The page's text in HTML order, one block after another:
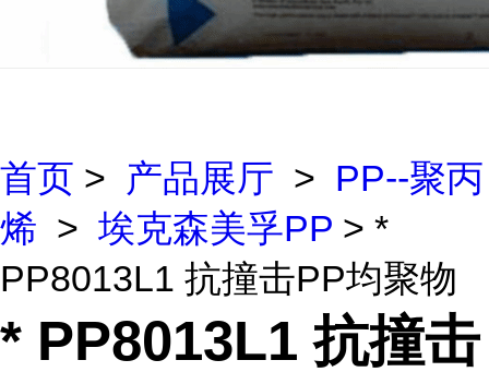
首页 > 产品展厅 > PP--聚丙
烯 > 埃克森美孚PP > *
PP8013L1 抗撞击PP均聚物
* PP8013L1 抗撞击